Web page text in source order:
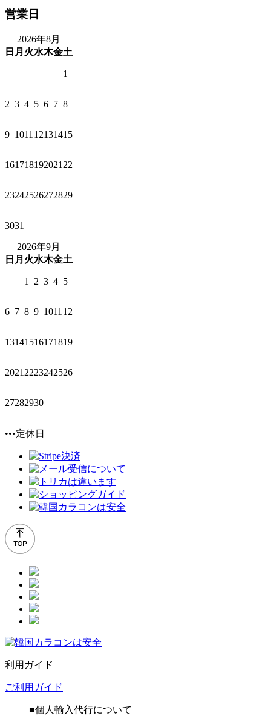
営業日
2026年8月
日 月 火水木金土
1
2 3 4 5 6 7 8
9 1011 12131415
161718192021 22
23242526272829
3031
2026年9月
日 月 火水木金土
1 2 3 4 5
6 7 8 9 1011 12
13141516171819
2021 2223242526
27282930
•••定休日
利用ガイド
ご利用ガイド
■個人輸入代行について